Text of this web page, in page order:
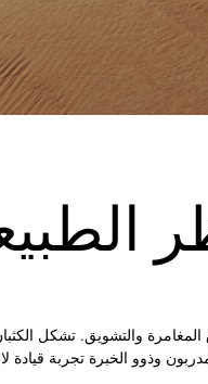
والتشويق. تشكل